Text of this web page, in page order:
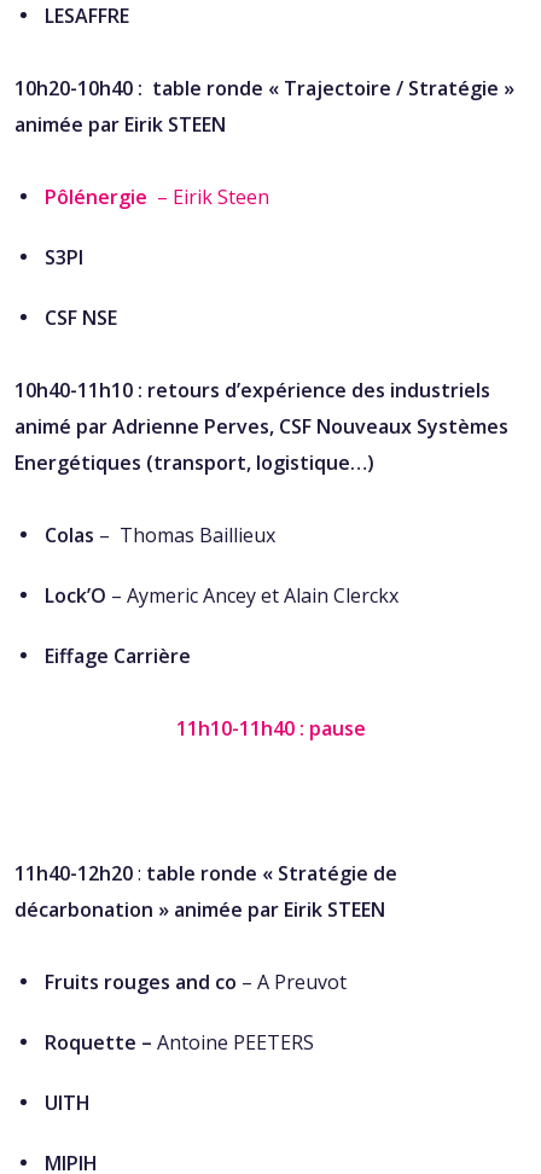
LESAFFRE
10h20-10h40 : table ronde « Trajectoire / Stratégie »
animée par Eirik STEEN
Pôlénergie – Eirik Steen
S3PI
CSF NSE
10h40-11h10 : retours d’expérience des industriels
animé par Adrienne Perves, CSF Nouveaux Systèmes
Energétiques (transport, logistique…)
Colas – Thomas Baillieux
Lock’O – Aymeric Ancey et Alain Clerckx
Eiffage Carrière
11h10-11h40 : pause
11h40-12h20: table ronde « Stratégie de
décarbonation » animée par Eirik STEEN
Fruits rouges and co – A Preuvot
Roquette – Antoine PEETERS
UITH
MIPIH